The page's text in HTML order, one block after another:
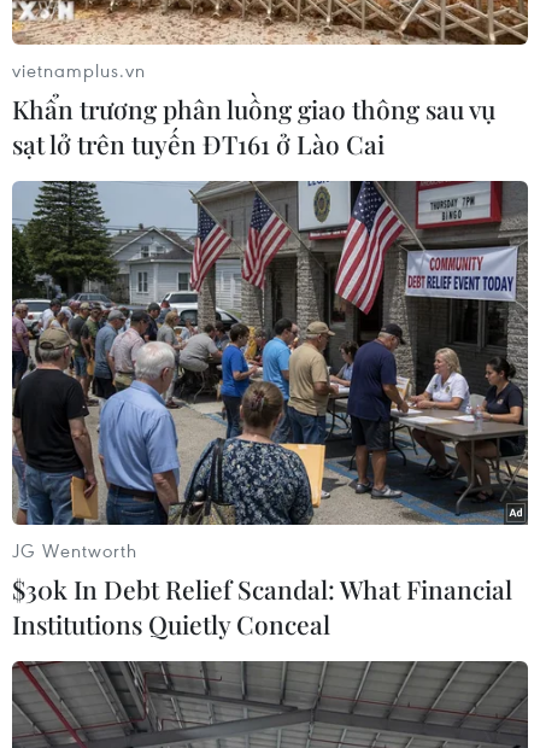
vietnamplus.vn
Khẩn trương phân luồng giao thông sau vụ
sạt lở trên tuyến ĐT161 ở Lào Cai
JG Wentworth
$30k In Debt Relief Scandal: What Financial
Institutions Quietly Conceal